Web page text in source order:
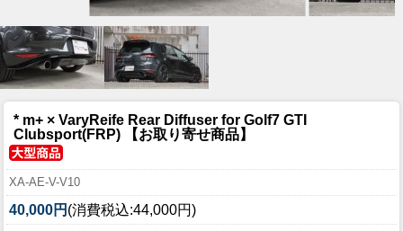
* m+ × VaryReife Rear Diffuser for Golf7 GTI
Clubsport(FRP) 【お取り寄せ商品】
XA-AE-V-V10
40,000円 (消費税込:44,000円)